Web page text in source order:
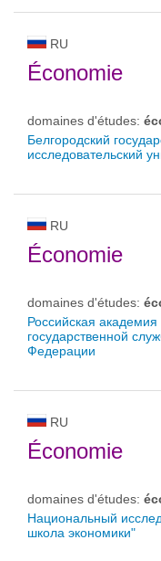
RU
Économie
domaines d'études:
Белгородский
исследовательский
RU
Économie
domaines d'études:
Российская академия
государственной
Федерации
RU
Économie
domaines d'études:
Национальный
школа экономики"